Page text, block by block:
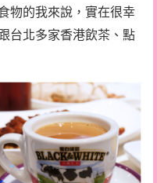
物的我來說，實在很幸
台北多家香港飲茶、點